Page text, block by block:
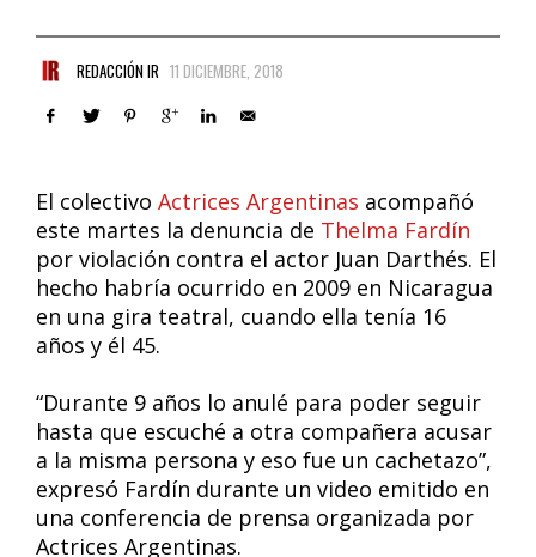
REDACCIÓN IR 11 DICIEMBRE, 2018
El colectivo Actrices Argentinas acompañó
este martes la denuncia de Thelma Fardín
por violación contra el actor Juan Darthés. El
hecho habría ocurrido en 2009 en Nicaragua
en una gira teatral, cuando ella tenía 16
años y él 45.
“Durante 9 años lo anulé para poder seguir
hasta que escuché a otra compañera acusar
a la misma persona y eso fue un cachetazo”,
expresó Fardín durante un video emitido en
una conferencia de prensa organizada por
Actrices Argentinas.